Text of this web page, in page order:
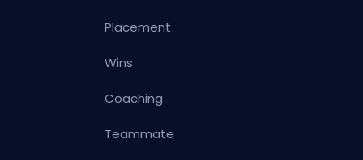
Placement
Wins
Coaching
Teammate